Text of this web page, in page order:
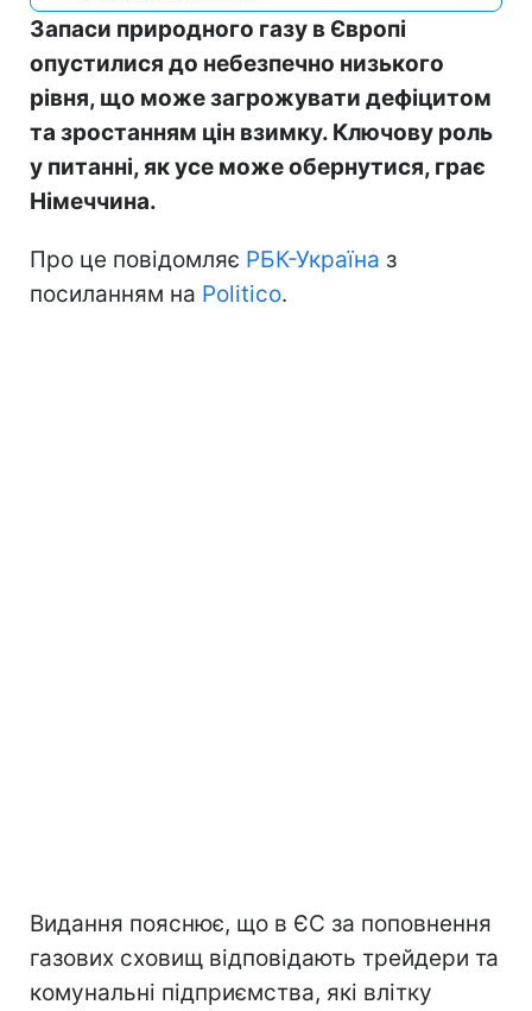
Запаси природного газу в Європі
опустилися до небезпечно низького
рівня, що може загрожувати дефіцитом
та зростанням цін взимку. Ключову роль
у питанні, як усе може обернутися, грає
Німеччина.
Про це повідомляє РБК-Україна з
посиланням на Politico.
Видання пояснює, що в ЄС за поповнення
газових сховищ відповідають трейдери та
комунальні підприємства, які влітку